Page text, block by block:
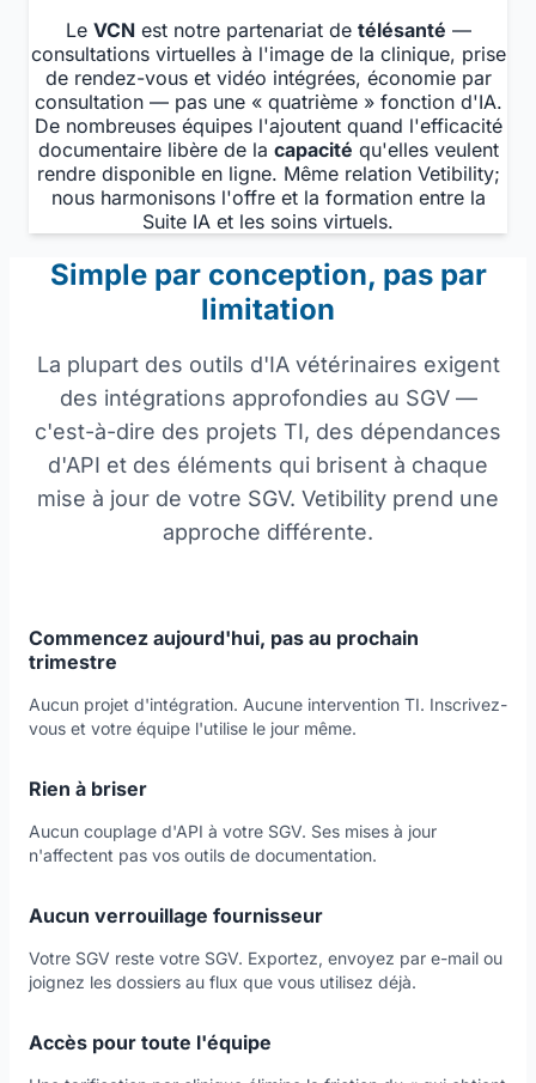
Le VCNest notre partenariat de télésanté —
consultations virtuelles à l'image de la clinique, prise
de rendez-vous et vidéo intégrées, économie par
consultation — pas une « quatrième » fonction d'IA.
De nombreuses équipes l'ajoutent quand l'efficacité
documentaire libère de la capacité qu'elles veulent
rendre disponible en ligne. Même relation Vetibility;
nous harmonisons l'offre et la formation entre la
Suite IA et les soins virtuels.
Simple par conception, pas par
limitation
La plupart des outils d'IA vétérinaires exigent
des intégrations approfondies au SGV —
c'est-à-dire des projets TI, des dépendances
d'API et des éléments qui brisent à chaque
mise à jour de votre SGV. Vetibility prend une
approche différente.
Commencez aujourd'hui, pas au prochain
trimestre
Aucun projet d'intégration. Aucune intervention TI. Inscrivez-
vous et votre équipe l'utilise le jour même.
Rien à briser
Aucun couplage d'API à votre SGV. Ses mises à jour
n'affectent pas vos outils de documentation.
Aucun verrouillage fournisseur
Votre SGV reste votre SGV. Exportez, envoyez par e-mail ou
joignez les dossiers au flux que vous utilisez déjà.
Accès pour toute l'équipe